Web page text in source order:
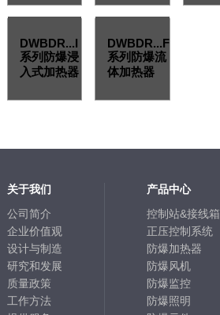
DWBDR...I
系列防爆浸
入式加热器
DWBDR...F
系列防爆流
体加热器
关于我们
公司简介
企业价值观
设计与制造
研究和发展
质量政策
工作方法
产品中心
控制站&接线箱
正压控制系统
防爆加热器
防爆风机
防爆监控
防爆照明